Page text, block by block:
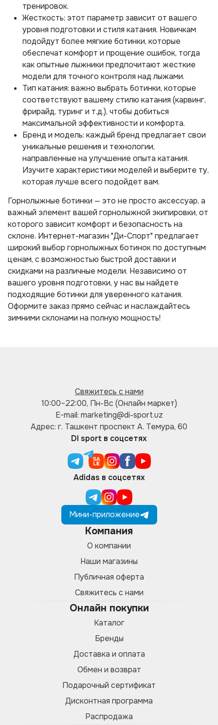
тренировок.
Жесткость: этот параметр зависит от вашего
уровня подготовки и стиля катания. Новичкам
подойдут более мягкие ботинки, которые
обеспечат комфорт и прощение ошибок, тогда
как опытные лыжники предпочитают жесткие
модели для точного контроля над лыжами.
Тип катания: важно выбрать ботинки, которые
соответствуют вашему стилю катания (карвинг,
фрирайд, туринг и т.д.), чтобы добиться
максимальной эффективности и комфорта.
Бренд и модель: каждый бренд предлагает свои
уникальные решения и технологии,
направленные на улучшение опыта катания.
Изучите характеристики моделей и выберите ту,
которая лучше всего подойдет вам.
Горнолыжные ботинки — это не просто аксессуар, а
важный элемент вашей горнолыжной экипировки, от
которого зависит комфорт и безопасность на
склоне. Интернет-магазин "Ди-Спорт" предлагает
широкий выбор горнолыжных ботинок по доступным
ценам, с возможностью быстрой доставки и
скидками на различные модели. Независимо от
вашего уровня подготовки, у нас вы найдете
подходящие ботинки для уверенного катания.
Оформите заказ прямо сейчас и наслаждайтесь
зимними склонами на полную мощность!
Свяжитесь с нами
10:00–22:00, Пн-Вс (Онлайн маркет)
E-mail: marketing@di-sport.uz
Адрес: г. Ташкент проспект А. Темура, 60
DI sport в соцсетях
Adidas в соцсетях
Мини-приложение
Компания
О компании
Наши магазины
Публичная оферта
Свяжитесь с нами
Онлайн покупки
Каталог
Бренды
Доставка и оплата
Обмен и возврат
Подарочный сертификат
Дисконтная программа
Распродажа